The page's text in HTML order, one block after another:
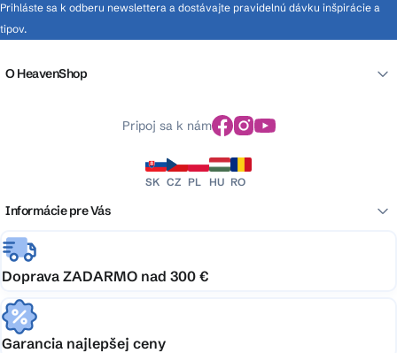
Prihláste sa k odberu newslettera a dostávajte pravidelnú dávku inšpirácie a
tipov.
O HeavenShop
Pripoj sa k nám
SK CZ PL HU RO
Informácie pre Vás
Doprava ZADARMO nad 300 €
Garancia najlepšej ceny